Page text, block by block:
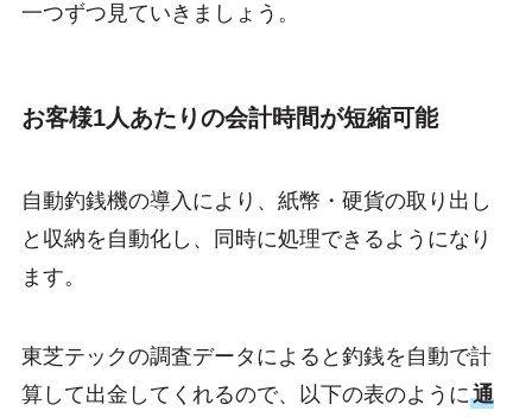
一つずつ見ていきましょう。
お客様1人あたりの会計時間が短縮可能
自動釣銭機の導入により、紙幣・硬貨の取り出し
と収納を自動化し、同時に処理できるようになり
ます。
東芝テックの調査データによると釣銭を自動で計
算して出金してくれるので、以下の表のように通